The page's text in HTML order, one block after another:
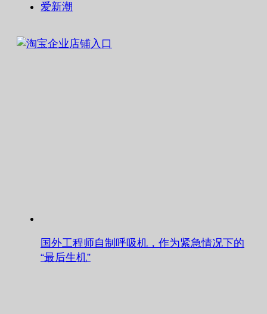
爱新潮
国外工程师自制呼吸机，作为紧急情况下的
“最后生机”